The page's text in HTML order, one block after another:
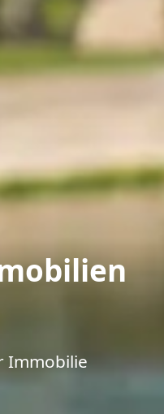
Immobilie